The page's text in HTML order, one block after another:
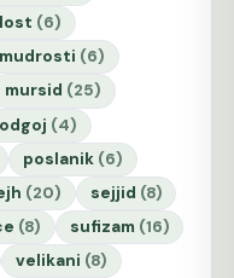
(6)
mudrosti (6)
mursid (25)
odgoj (4)
poslanik (6)
(20) sejjid (8)
(8) sufizam (16)
velikani (8)